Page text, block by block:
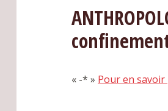
« -* » Pour en savoir